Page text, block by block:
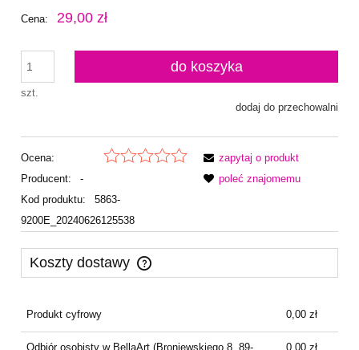
Cena: 29,00 zł
szt.
do koszyka
dodaj do przechowalni
Ocena:
Producent:
-
Kod produktu:
5863-
9200E_20240626125538
zapytaj o produkt
poleć znajomemu
Koszty dostawy
Cena nie zawiera ewentualnych kosztów płatności
Produkt cyfrowy 0,00 zł
Odbiór osobisty w BellaArt(Broniewskiego 8, 89- 0,00 zł